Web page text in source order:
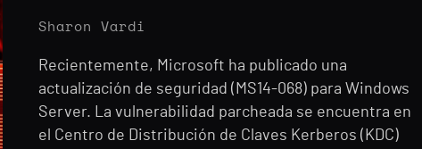
Sharon Vardi
Recientemente, Microsoft ha publicado una
actualización de seguridad (MS14-068) para Windows
Server. La vulnerabilidad parcheada se encuentra en
el Centro de Distribución de Claves Kerberos (KDC)